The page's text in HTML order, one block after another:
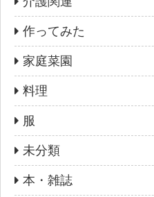
作ってみた
家庭菜園
料理
服
未分類
本・雑誌